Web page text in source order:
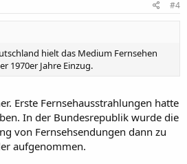
#4
hielt das Medium Fernsehen
1970er Jahre Einzug.
Erste Fernsehausstrahlungen hatte
In der Bundesrepublik wurde die
von Fernsehsendungen dann zu
aufgenommen.